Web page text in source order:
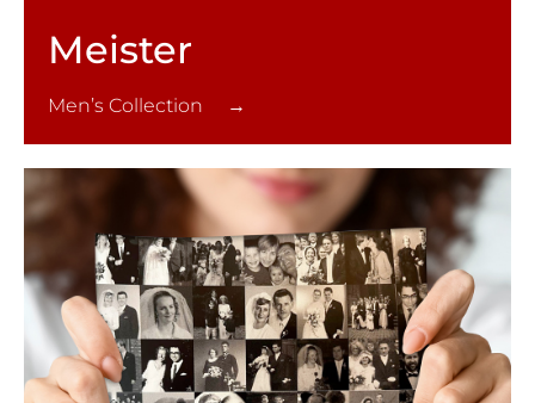
Meister
Men’s Collection →